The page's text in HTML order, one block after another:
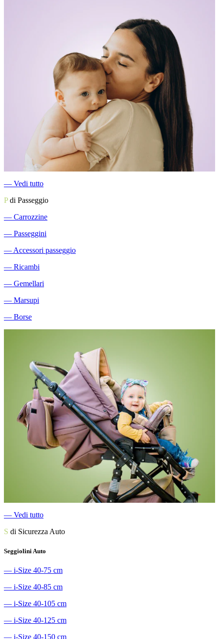
― Vedi tutto
Pdi Passeggio
― Carrozzine
― Passeggini
― Accessori passeggio
― Ricambi
― Gemellari
― Marsupi
― Borse
― Vedi tutto
S di Sicurezza Auto
Seggiolini Auto
― i-Size 40-75 cm
― i-Size 40-85 cm
― i-Size 40-105 cm
― i-Size 40-125 cm
― i-Size 40-150 cm